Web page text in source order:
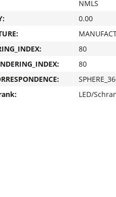
NMLS
0.00
80
80
LED/